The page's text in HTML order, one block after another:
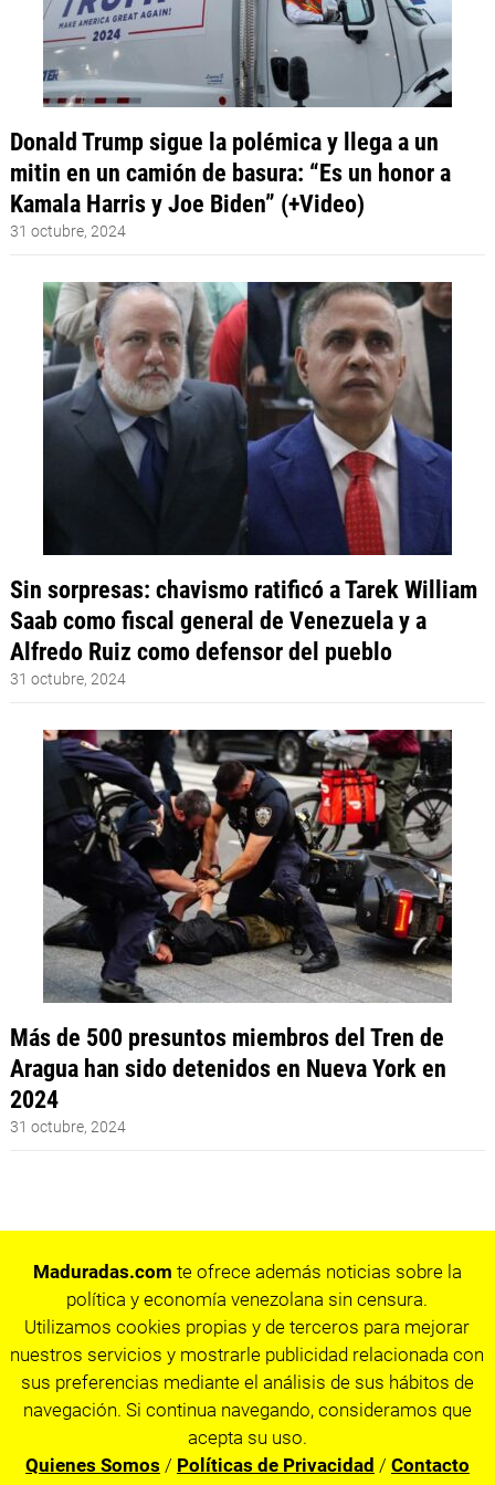
Donald Trump sigue la polémica y llega a un
mitin en un camión de basura: “Es un honor a
Kamala Harris y Joe Biden” (+Video)
31 octubre, 2024
Sin sorpresas: chavismo ratificó a Tarek William
Saab como fiscal general de Venezuela y a
Alfredo Ruiz como defensor del pueblo
31 octubre, 2024
Más de 500 presuntos miembros del Tren de
Aragua han sido detenidos en Nueva York en
2024
31 octubre, 2024
Maduradas.com te ofrece además noticias sobre la
política y economía venezolana sin censura.
Utilizamos cookies propias y de terceros para mejorar
nuestros servicios y mostrarle publicidad relacionada con
sus preferencias mediante el análisis de sus hábitos de
navegación. Si continua navegando, consideramos que
acepta su uso.
Quienes Somos / Políticas de Privacidad / Contacto